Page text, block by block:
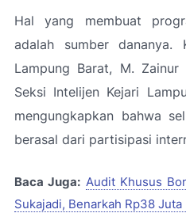
Hal yang membuat
adalah sumber dananya.
Lampung Barat, M. Zainur
Seksi Intelijen Kejari
mengungkapkan bahwa
berasal dari partisipasi
Baca Juga: Audit Khusus
Sukajadi, Benarkah Rp38 Juta